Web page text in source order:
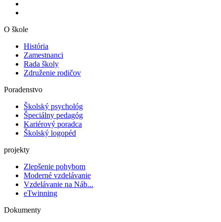
O škole
História
Zamestnanci
Rada školy
Združenie rodičov
Poradenstvo
Školský psychológ
Špeciálny pedagóg
Kariérový poradca
Školský logopéd
projekty
Zlepšenie pohybom
Moderné vzdelávanie
Vzdelávanie na Náb...
eTwinning
Dokumenty